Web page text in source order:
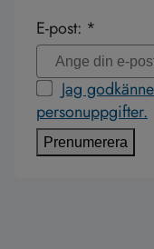
E-post: *
Jag
personuppgifter.
Prenumerera